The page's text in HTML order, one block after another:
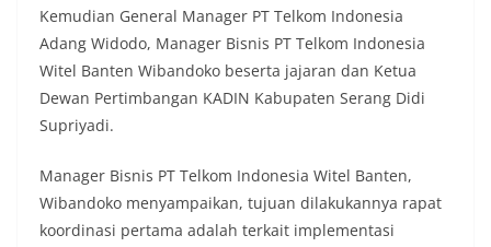
Kemudian General Manager PT Telkom Indonesia
Adang Widodo, Manager Bisnis PT Telkom Indonesia
Witel Banten Wibandoko beserta jajaran dan Ketua
Dewan Pertimbangan KADIN Kabupaten Serang Didi
Supriyadi.
Manager Bisnis PT Telkom Indonesia Witel Banten,
Wibandoko menyampaikan, tujuan dilakukannya rapat
koordinasi pertama adalah terkait implementasi